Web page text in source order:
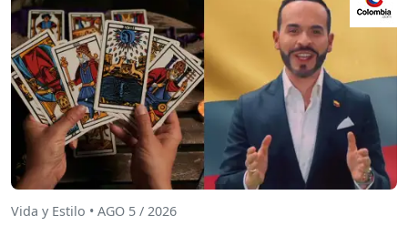
Vida y Estilo • AGO 5 / 2026